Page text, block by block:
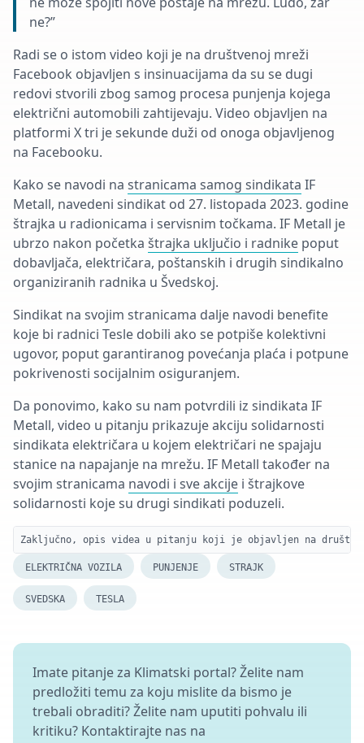
ne?”
Radi se o istom video koji je na društvenoj mreži
Facebook objavljen s insinuacijama da su se dugi
redovi stvorili zbog samog procesa punjenja kojega
električni automobili zahtijevaju. Video objavljen na
platformi X tri je sekunde duži od onoga objavljenog
na Facebooku.
Kako se navodi na stranicama samog sindikata IF
Metall, navedeni sindikat od 27. listopada 2023. godine
štrajka u radionicama i servisnim točkama. IF Metall je
ubrzo nakon početka štrajka uključio i radnike poput
dobavljača, električara, poštanskih i drugih sindikalno
organiziranih radnika u Švedskoj.
Sindikat na svojim stranicama dalje navodi benefite
koje bi radnici Tesle dobili ako se potpiše kolektivni
ugovor, poput garantiranog povećanja plaća i potpune
pokrivenosti socijalnim osiguranjem.
Da ponovimo, kako su nam potvrdili iz sindikata IF
Metall, video u pitanju prikazuje akciju solidarnosti
sindikata električara u kojem električari ne spajaju
stanice na napajanje na mrežu. IF Metall također na
svojim stranicama navodi i sve akcije i štrajkove
solidarnosti koje su drugi sindikati poduzeli.
Zaključno, opis videa u pitanju koji je objavljen na
ELEKTRIČNA VOZILA PUNJENJE STRAJK
SVEDSKA TESLA
Imate pitanje za Klimatski portal? Želite nam
predložiti temu za koju mislite da bismo je
trebali obraditi? Želite nam uputiti pohvalu ili
kritiku? Kontaktirajte nas na